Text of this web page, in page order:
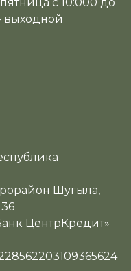
выходной
Шугыла,
ЦентрКредит»